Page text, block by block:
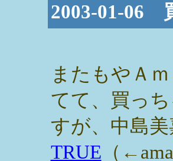
2003-01-06
またもやＡ
てて、買っ
すが、中島
TRUE （